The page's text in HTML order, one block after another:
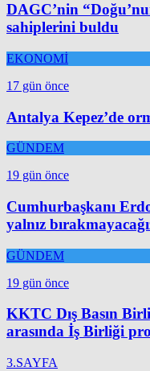
DAGC’nin
sahiplerini buldu
EKONOMİ
17 gün önce
Antalya Kepez’de
GÜNDEM
19 gün önce
Cumhurbaşkanı
yalnız
GÜNDEM
19 gün önce
KKTC Dış Basın
arasında İş Birliği
3.SAYFA